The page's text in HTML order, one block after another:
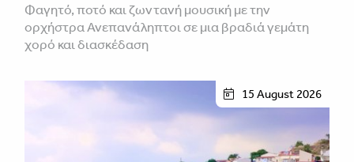
Φαγητό, ποτό και ζωντανή μουσική με την
ορχήστρα Ανεπανάληπτοι σε μια βραδιά γεμάτη
χορό και διασκέδαση
15 August 2026